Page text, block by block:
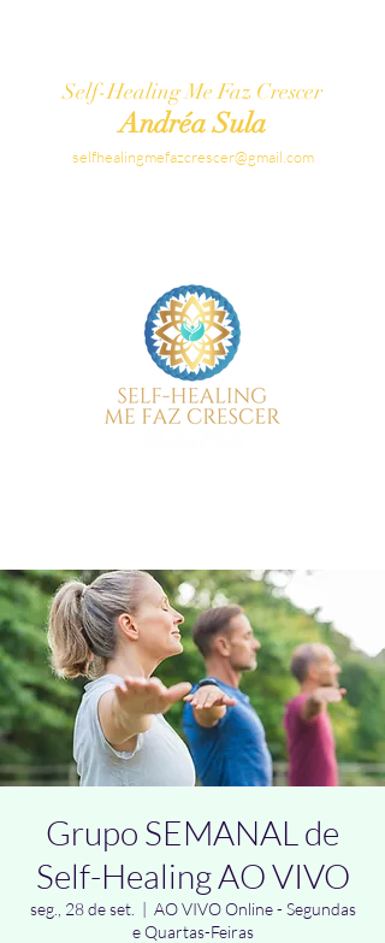
Self-Healing Me Faz Crescer
Andréa Sula
selfhealingmefazcrescer@gmail.com
Grupo SEMANAL de
Self-Healing AO VIVO
seg., 28 de set.
  |
AO VIVO Online - Segundas
e Quartas-Feiras